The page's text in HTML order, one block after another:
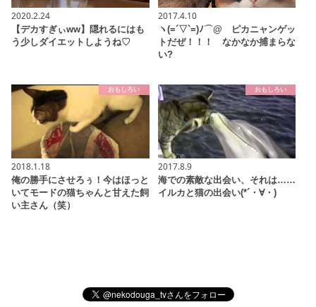
2020.2.24
【デカすぎぃww】隠れるにはも
う少しダイエットしようね♡
2017.4.10
ヽ(=´▽`=)ﾉ⌒@ ピカニャンゲッ
トだぜ！！！ なかなか捕まらな
い?
おもしろい
2018.1.18
俺の勝手にさせろぅ！今はほっと
いてモードの猫ちゃんと甘えた飼
い主さん（笑）
おもしろい
2017.8.9
海での素敵な出会い、それは……
イルカと猫の出会い(*´・∀・)